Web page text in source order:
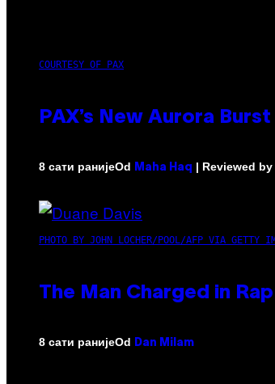
COURTESY OF PAX
PAX’s New Aurora
8 сати ранијеOd Maha Haq | Reviewed by
PHOTO BY JOHN LOCHER/POOL/AFP VIA GETTY
The Man Charged in
8 сати ранијеOd Dan Milam